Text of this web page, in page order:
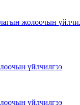
жолоочын
үйлчилгээ
үйлчилгээ